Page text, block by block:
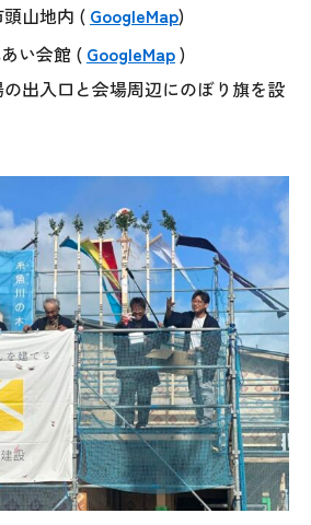
530-6711 (上越店)
711 (フリーダイヤル)
山地内 ( GoogleMap)
い会館 ( GoogleMap)
出入口と会場周辺にのぼり旗を設